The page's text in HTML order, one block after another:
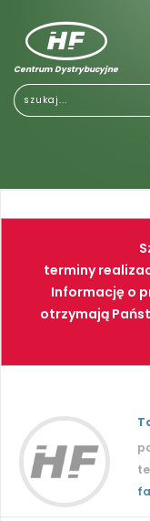
Centrum Dystrybucyjne
NARZĘDZIA
FARBY
terminy
Informację o
otrzymają